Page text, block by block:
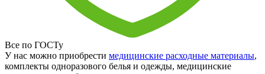
Все по ГОСТу
У нас можно приобрести медицинские расходные материалы,
комплекты одноразового белья и одежды, медицинские